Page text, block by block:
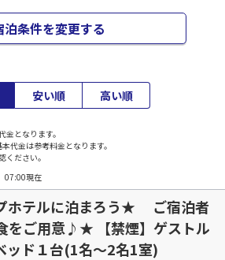
泊条件を変更する
安い順 高い順
となります。
代金は参考料金となります。
ください。
07:00現在
ホテルに泊まろう★ ご宿泊者
をご用意♪★ 【禁煙】ゲストル
ド１台(1名～2名1室)